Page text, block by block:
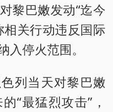
黎巴嫩发动“迄今
关行动违反国际
入停火范围。
列当天对黎巴嫩
“最猛烈攻击”，